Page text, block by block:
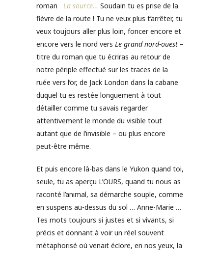
roman
La source… Soudain tu es prise de la
fièvre de la route ! Tu ne veux plus t’arrêter, tu
veux toujours aller plus loin, foncer encore et
encore vers le nord vers Le grand nord-ouest –
titre du roman que tu écriras au retour de
notre périple effectué sur les traces de la
ruée vers l’or, de Jack London dans la cabane
duquel tu es restée longuement à tout
détailler comme tu savais regarder
attentivement le monde du visible tout
autant que de l’invisible – ou plus encore
peut-être même.
Et puis encore là-bas dans le Yukon quand toi,
seule, tu as aperçu L’OURS, quand tu nous as
raconté l’animal, sa démarche souple, comme
en suspens au-dessus du sol … Anne-Marie …
Tes mots toujours si justes et si vivants, si
précis et donnant à voir un réel souvent
métaphorisé où venait éclore, en nos yeux, la